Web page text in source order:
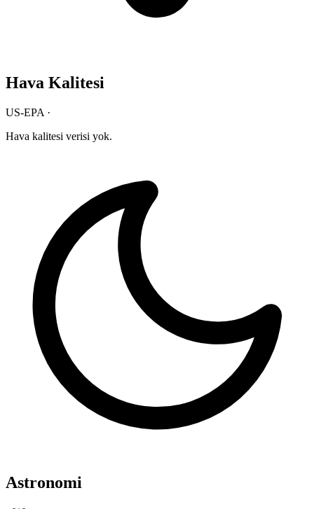
Hava Kalitesi
US-EPA ·
Hava kalitesi verisi yok.
Astronomi